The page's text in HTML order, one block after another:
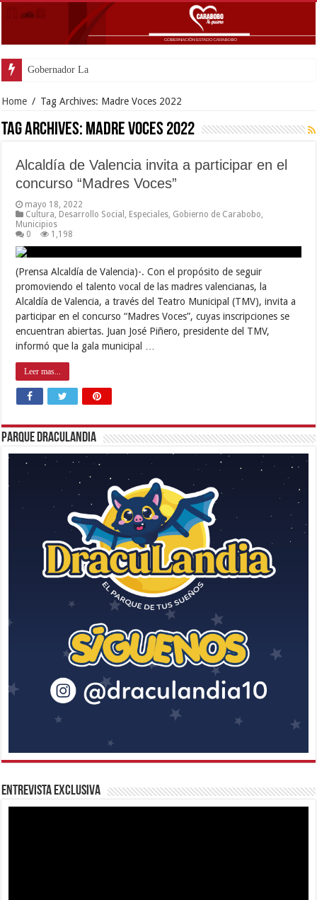
Gobernador Lacava an
Home / Tag Archives: Madre Voces 2022
Tag Archives: Madre Voces 2022
Alcaldía de Valencia invita a participar en el
concurso “Madres Voces”
mayo 18, 2022
Cultura Desarrollo Social Especiales Gobierno de Carabobo
Municipios
0
1,198
(Prensa Alcaldía de Valencia)-. Con el propósito de seguir
promoviendo el talento vocal de las madres valencianas, la
Alcaldía de Valencia, a través del Teatro Municipal (TMV), invita a
participar en el concurso “Madres Voces”, cuyas inscripciones se
encuentran abiertas. Juan José Piñero, presidente del TMV,
informó que la gala municipal …
Leer mas...
Parque Draculandia
Entrevista Exclusiva